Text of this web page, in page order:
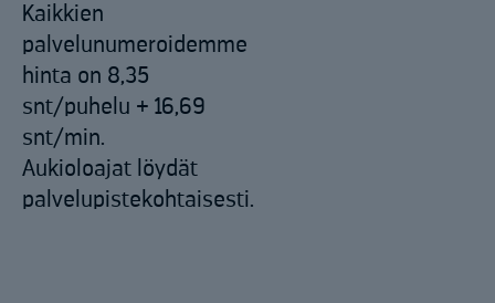
Kaikkien
palvelunumeroidemme
hinta on 8,35
snt/puhelu + 16,69
snt/min.
Aukioloajat löydät
palvelupistekohtaisesti.